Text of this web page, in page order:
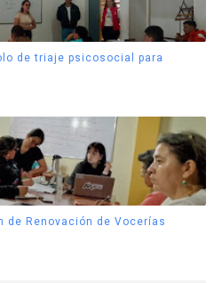
de triaje psicosocial para
de Renovación de Vocerías